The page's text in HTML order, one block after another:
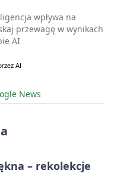
wpływa na
przewagę w wynikach
AI
News
– rekolekcje